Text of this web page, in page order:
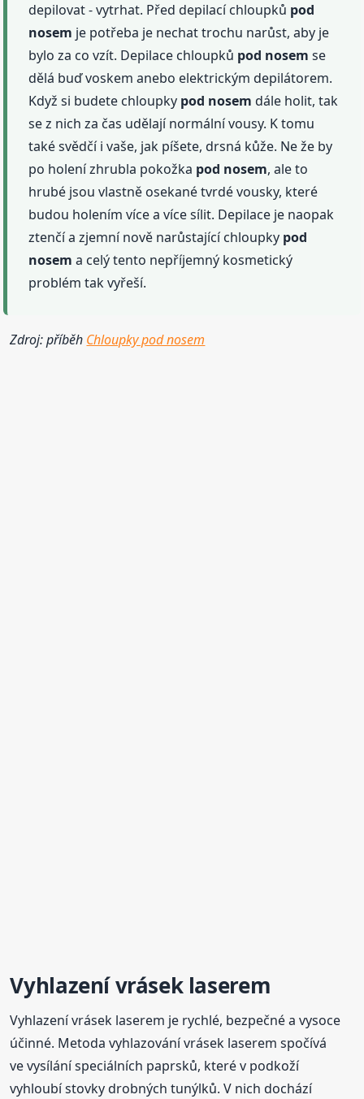
depilovat - vytrhat. Před depilací chloupků pod
nosem je potřeba je nechat trochu narůst, aby je
bylo za co vzít. Depilace chloupků pod nosem se
dělá buď voskem anebo elektrickým depilátorem.
Když si budete chloupky pod nosem dále holit, tak
se z nich za čas udělají normální vousy. K tomu
také svědčí i vaše, jak píšete, drsná kůže. Ne že by
po holení zhrubla pokožka pod nosem, ale to
hrubé jsou vlastně osekané tvrdé vousky, které
budou holením více a více sílit. Depilace je naopak
ztenčí a zjemní nově narůstající chloupky pod
nosem a celý tento nepříjemný kosmetický
problém tak vyřeší.
Zdroj: příběh Chloupky pod nosem
Vyhlazení vrásek laserem
Vyhlazení vrásek laserem je rychlé, bezpečné a vysoce
účinné. Metoda vyhlazování vrásek laserem spočívá
ve vysílání speciálních paprsků, které v podkoží
vyhloubí stovky drobných tunýlků. V nich dochází